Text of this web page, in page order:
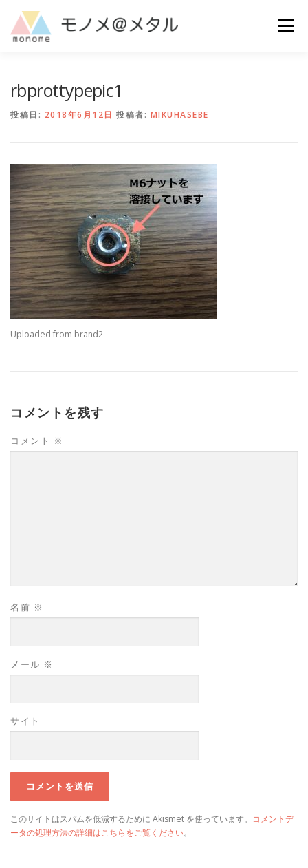
メニュー
rbprottypepic1
投稿日: 2018年6月12日 投稿者: MIKUHASEBE
Uploaded from brand2
コメントを残す
コメント ※
名前 ※
メール ※
サイト
このサイトはスパムを低減するために Akismet を使っています。 コメントデ
ータの処理方法の詳細はこちらをご覧ください。